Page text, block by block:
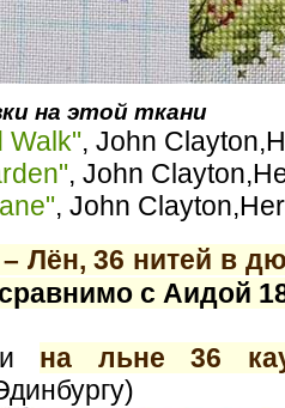
на этой ткани
Walk", John
, John
, John
– Лён, 36 нитей в
сравнимо с Аидой
на льне 36